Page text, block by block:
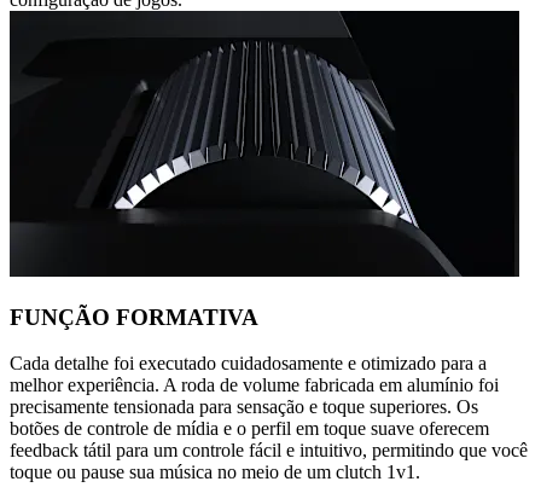
FUNÇÃO FORMATIVA
Cada detalhe foi executado cuidadosamente e otimizado para a
melhor experiência. A roda de volume fabricada em alumínio foi
precisamente tensionada para sensação e toque superiores. Os
botões de controle de mídia e o perfil em toque suave oferecem
feedback tátil para um controle fácil e intuitivo, permitindo que você
toque ou pause sua música no meio de um clutch 1v1.